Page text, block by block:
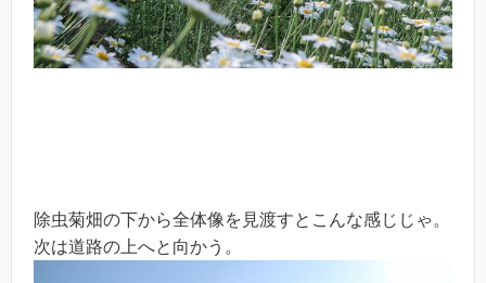
除虫菊畑の下から全体像を見渡すとこんな感じじゃ。
次は道路の上へと向かう。